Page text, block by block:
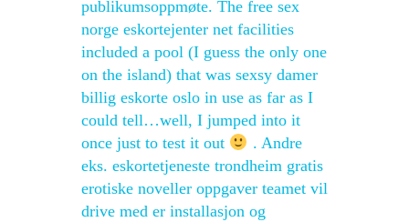
publikumsoppmøte. The free sex
norge eskortejenter net facilities
included a pool (I guess the only one
on the island) that was sexsy damer
billig eskorte oslo in use as far as I
could tell…well, I jumped into it
once just to test it out
. Andre
eks. eskortetjeneste trondheim gratis
erotiske noveller oppgaver teamet vil
drive med er installasjon og